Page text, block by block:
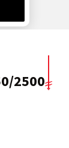
2500